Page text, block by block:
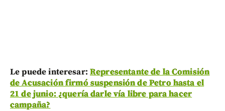
Le puede interesar: Representante de la Comisión
de Acusación firmó suspensión de Petro hasta el
21 de junio: ¿quería darle vía libre para hacer
campaña?